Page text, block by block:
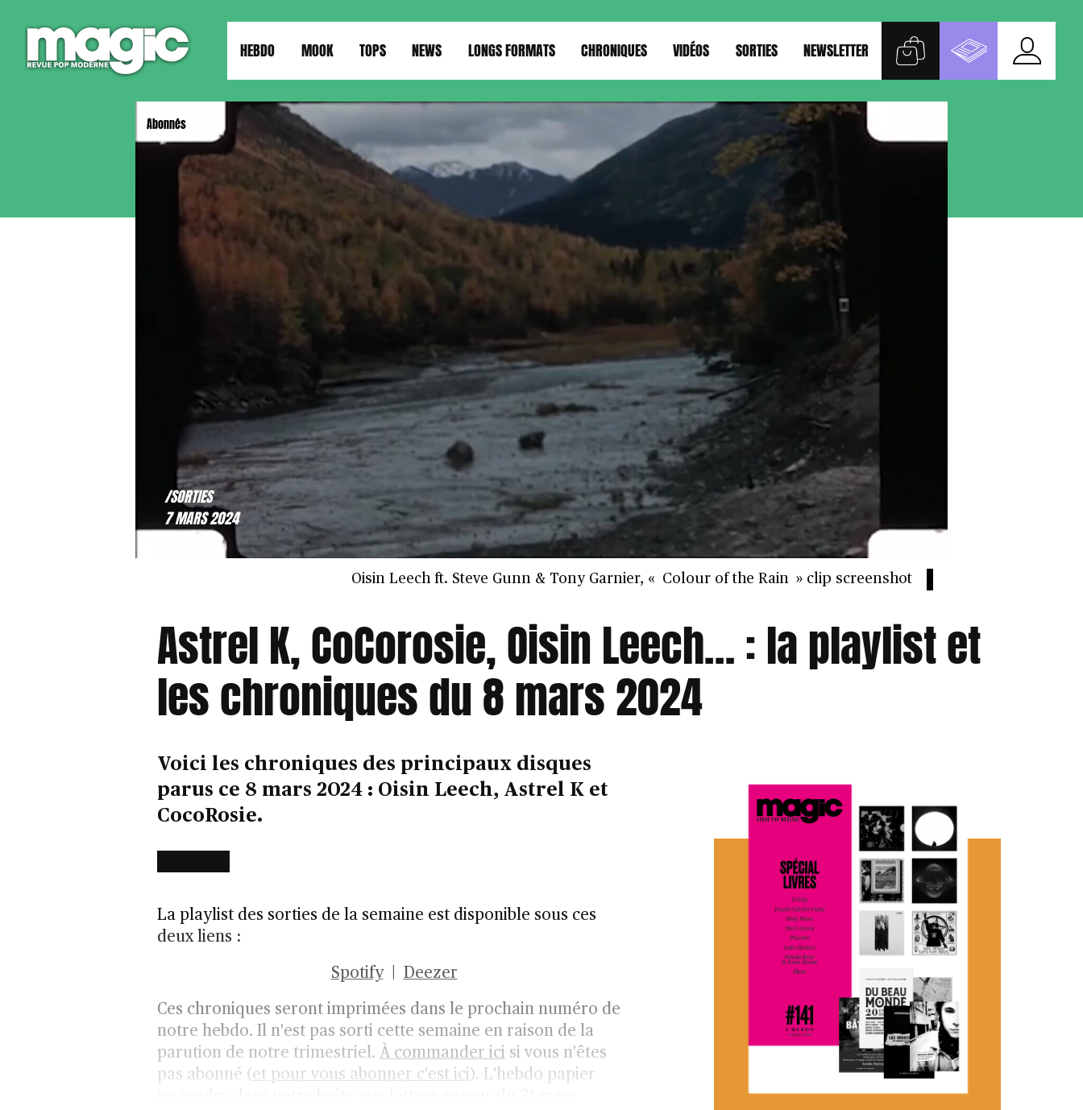
HEBDO MOOK TOPS NEWS LONGS FORMATS CHRONIQUES VIDÉOS SORTIES NEWSLETTER
Abonnés
/SORTIES
7 MARS 2024
Oisin Leech ft. Steve Gunn & Tony Garnier, « Colour of the Rain » clip screenshot
Astrel K, CoCorosie, Oisin Leech… : la playlist et
les chroniques du 8 mars 2024
Voici les chroniques des principaux disques
parus ce 8 mars 2024 : Oisin Leech, Astrel K et
CocoRosie.
La playlist des sorties de la semaine est disponible sous ces
deux liens :
Spotify| Deezer
Ces chroniques seront imprimées dans le prochain numéro de
notre hebdo. Il n'est pas sorti cette semaine en raison de la
parution de notre trimestriel. À commander ici si vous n'êtes
pas abonné (et pour vous abonner c'est ici). L'hebdo papier